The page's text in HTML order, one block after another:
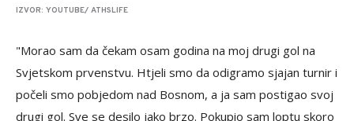
IZVOR: YOUTUBE/ ATHSLIFE
"Morao sam da čekam osam godina na moj drugi gol na
Svjetskom prvenstvu. Htjeli smo da odigramo sjajan turnir i
počeli smo pobjedom nad Bosnom, a ja sam postigao svoj
drugi gol. Sve se desilo jako brzo. Pokupio sam loptu skoro